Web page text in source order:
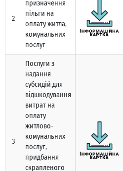
2
призначення
пільги на
оплату житла,
комунальних
послуг
3
Послуги з
надання
субсидій для
відшкодування
витрат на
оплату
житлово-
комунальних
послуг,
придбання
скрапленого